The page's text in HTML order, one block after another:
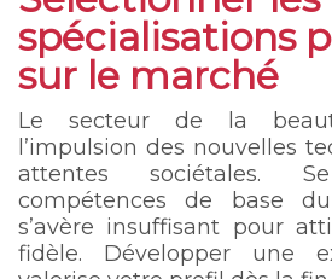
spécialisations
sur le marché
Le secteur de la
l’impulsion des nouvelles
attentes sociétales.
compétences de base
s’avère insuffisant pour
fidèle. Développer une